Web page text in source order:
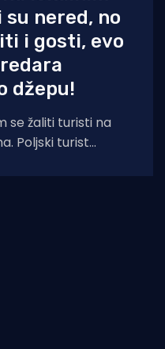
nered, no
i gosti, evo
džepu!
se žaliti turisti na
Poljski turist